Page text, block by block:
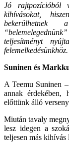
Jó rajtpozícióból
kihívásokat,
bekerülhetnek
teljesítményt
felemelkedésünkhöz.
Suninen és
A Teemu Suninen
annak érdekében,
előttünk álló
Miután tavaly
lesz idegen a
teljesen más kihívás